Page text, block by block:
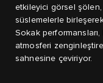
etkileyici görsel şölen,
süslemelerle
Sokak
atmosferi
sahnesine çeviriyor.